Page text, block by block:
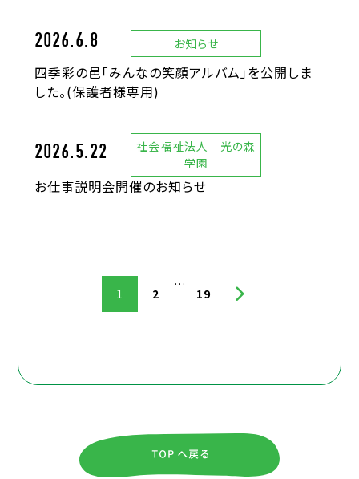
2026.6.8 お知らせ
四季彩の邑「みんなの笑顔アルバム」を公開しま
した。(保護者様専用)
2026.5.22
社会福祉法人 光の森
学園
お仕事説明会開催のお知らせ
1 2
…
19